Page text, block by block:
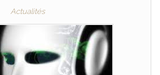
Actualités